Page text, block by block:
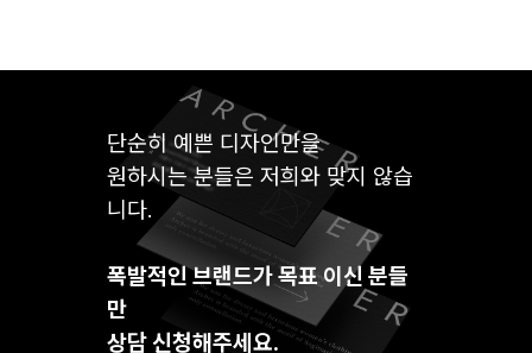
단순히 예쁜 디자인만을
원하시는 분들은 저희와 맞지 않습
니다.
폭발적인 브랜드가 목표 이신 분들
만
상담 신청해주세요.